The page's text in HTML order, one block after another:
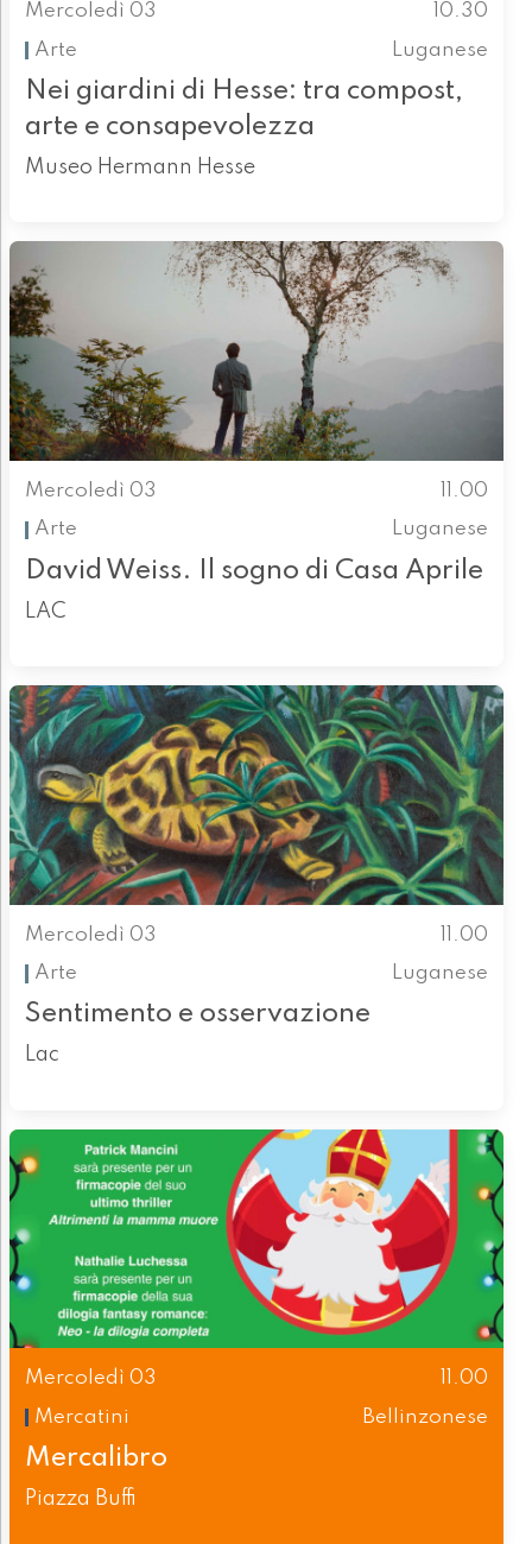
Mercoledì 03
10.30
Arte
Luganese
Nei giardini di Hesse: tra compost,
arte e consapevolezza
Museo Hermann Hesse
Mercoledì 03
11.00
Arte
Luganese
David Weiss. Il sogno di Casa Aprile
LAC
Mercoledì 03
11.00
Arte
Luganese
Sentimento e osservazione
Lac
Mercoledì 03
11.00
Mercatini
Bellinzonese
Mercalibro
Piazza Buffi